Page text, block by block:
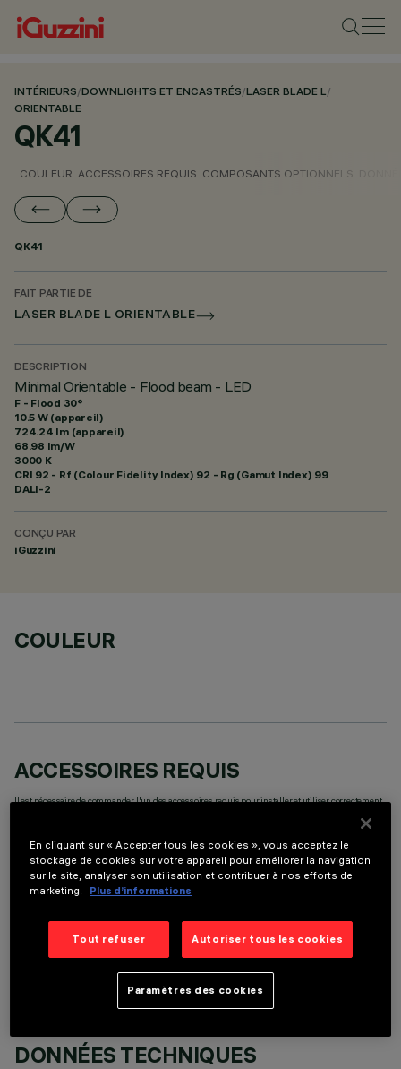
INTÉRIEURS/DOWNLIGHTS ET ENCASTRÉS/LASER BLADE L/
ORIENTABLE
QK41
COULEUR ACCESSOIRES REQUIS COMPOSANTS OPTIONNELS
QK41
FAIT PARTIE DE
LASER BLADE L ORIENTABLE
DESCRIPTION
Minimal Orientable - Flood beam - LED
F - Flood 30°
10.5 W (appareil)
724.24 lm (appareil)
68.98 lm/W
3000 K
CRI 92 - Rf (Colour Fidelity Index) 92 - Rg (Gamut Index) 99
DALI-2
CONÇU PAR
iGuzzini
COULEUR
ACCESSOIRES REQUIS
Il est nécessaire de commander l'un des accessoires requis pour installer et utiliser correctement
COMPOSANTS OPTIONNELS
DONNÉES TECHNIQUES
En cliquant sur « Accepter tous les cookies », vous acceptez le
stockage de cookies sur votre appareil pour améliorer la navigation
sur le site, analyser son utilisation et contribuer à nos efforts de
marketing.
Plus d’informations
Tout refuser Autoriser tous les cookies
Paramètres des cookies